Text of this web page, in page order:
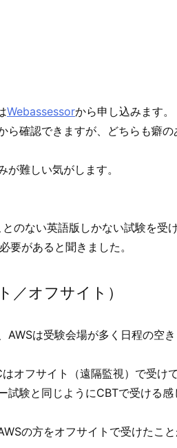
Webassessorから申し込みます。
ら確認できますが、どちらも癖
難しい気がします。
のない英語版しかない試験を受
要があると聞きました。
／オフサイト）
AWSは受験会場が多く日程の空
オフサイト（遠隔監視）で受けて
験と同じようにCBTで受ける感
の方をオフサイトで受けたこ